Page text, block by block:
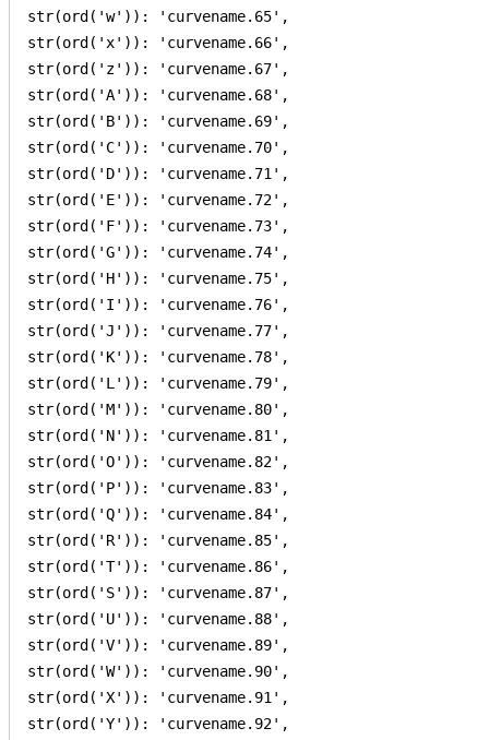
str(ord('w')): 'curvename.65',
str(ord('x')): 'curvename.66',
str(ord('z')): 'curvename.67',
str(ord('A')): 'curvename.68',
str(ord('B')): 'curvename.69',
str(ord('C')): 'curvename.70',
str(ord('D')): 'curvename.71',
str(ord('E')): 'curvename.72',
str(ord('F')): 'curvename.73',
str(ord('G')): 'curvename.74',
str(ord('H')): 'curvename.75',
str(ord('I')): 'curvename.76',
str(ord('J')): 'curvename.77',
str(ord('K')): 'curvename.78',
str(ord('L')): 'curvename.79',
str(ord('M')): 'curvename.80',
str(ord('N')): 'curvename.81',
str(ord('O')): 'curvename.82',
str(ord('P')): 'curvename.83',
str(ord('Q')): 'curvename.84',
str(ord('R')): 'curvename.85',
str(ord('T')): 'curvename.86',
str(ord('S')): 'curvename.87',
str(ord('U')): 'curvename.88',
str(ord('V')): 'curvename.89',
str(ord('W')): 'curvename.90',
str(ord('X')): 'curvename.91',
str(ord('Y')): 'curvename.92',